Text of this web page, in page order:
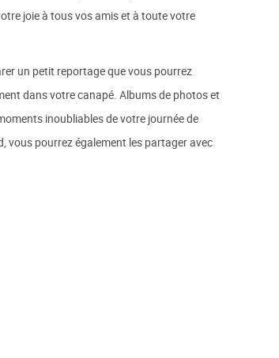
joie à tous vos amis et à toute votre
un petit reportage que vous pourrez
dans votre canapé. Albums de photos et
inoubliables de votre journée de
vous pourrez également les partager avec